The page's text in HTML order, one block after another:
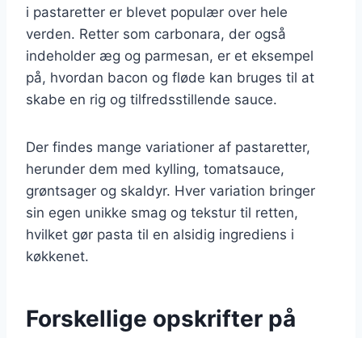
i pastaretter er blevet populær over hele
verden. Retter som carbonara, der også
indeholder æg og parmesan, er et eksempel
på, hvordan bacon og fløde kan bruges til at
skabe en rig og tilfredsstillende sauce.
Der findes mange variationer af pastaretter,
herunder dem med kylling, tomatsauce,
grøntsager og skaldyr. Hver variation bringer
sin egen unikke smag og tekstur til retten,
hvilket gør pasta til en alsidig ingrediens i
køkkenet.
Forskellige opskrifter på